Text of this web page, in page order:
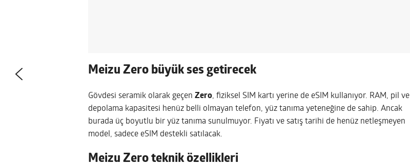
Meizu Zero büyük ses getirecek
Gövdesi seramik olarak geçen Zero, fiziksel SIM kartı yerine de eSIM kullanıyor. RAM, pil ve
depolama kapasitesi henüz belli olmayan telefon, yüz tanıma yeteneğine de sahip. Ancak
burada üç boyutlu bir yüz tanıma sunulmuyor. Fiyatı ve satış tarihi de henüz netleşmeyen
model, sadece eSIM destekli satılacak.
Meizu Zero teknik özellikleri